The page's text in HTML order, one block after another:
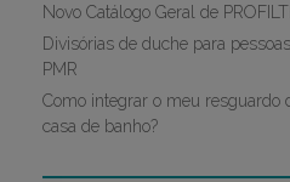
Novo Catálogo Geral de
Divisórias de duche para
PMR
Como integrar o meu resguardo
casa de banho?